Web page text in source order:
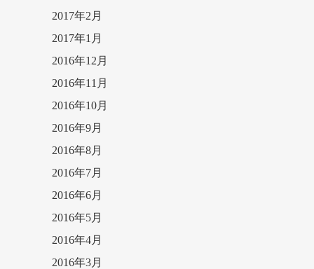
2017年2月
2017年1月
2016年12月
2016年11月
2016年10月
2016年9月
2016年8月
2016年7月
2016年6月
2016年5月
2016年4月
2016年3月